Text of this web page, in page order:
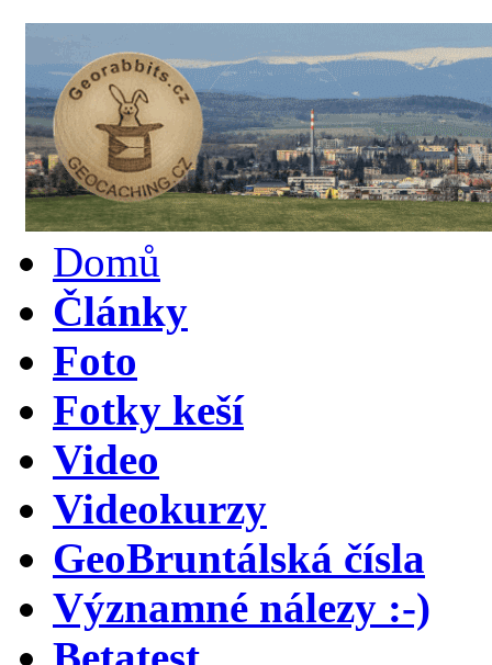
Domů
Články
Foto
Fotky keší
Video
Videokurzy
GeoBruntálská čísla
Významné nálezy :-)